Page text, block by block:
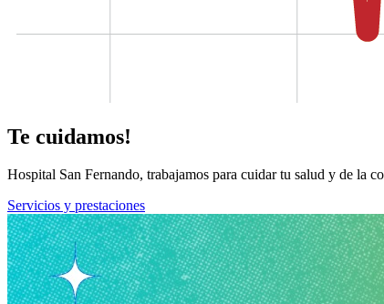
Te cuidamos!
Hospital San Fernando, trabajamos para cuidar tu salud y de la
Servicios y prestaciones